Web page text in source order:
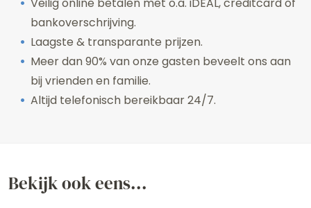
Veilig online betalen met o.a. iDEAL, creditcard of
bankoverschrijving.
Laagste & transparante prijzen.
Meer dan 90% van onze gasten beveelt ons aan
bij vrienden en familie.
Altijd telefonisch bereikbaar 24/7.
Bekijk ook eens...